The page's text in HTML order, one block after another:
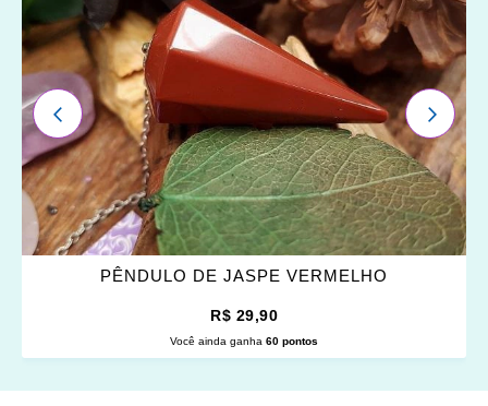
FAVORITOS
PÊNDULO DE JASPE VERMELHO
R$ 29,90
Você ainda ganha 60 pontos
ANTERIOR